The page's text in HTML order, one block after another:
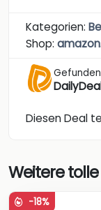
Kategorien:
Shop:
Diesen Deal
Weitere
-18%